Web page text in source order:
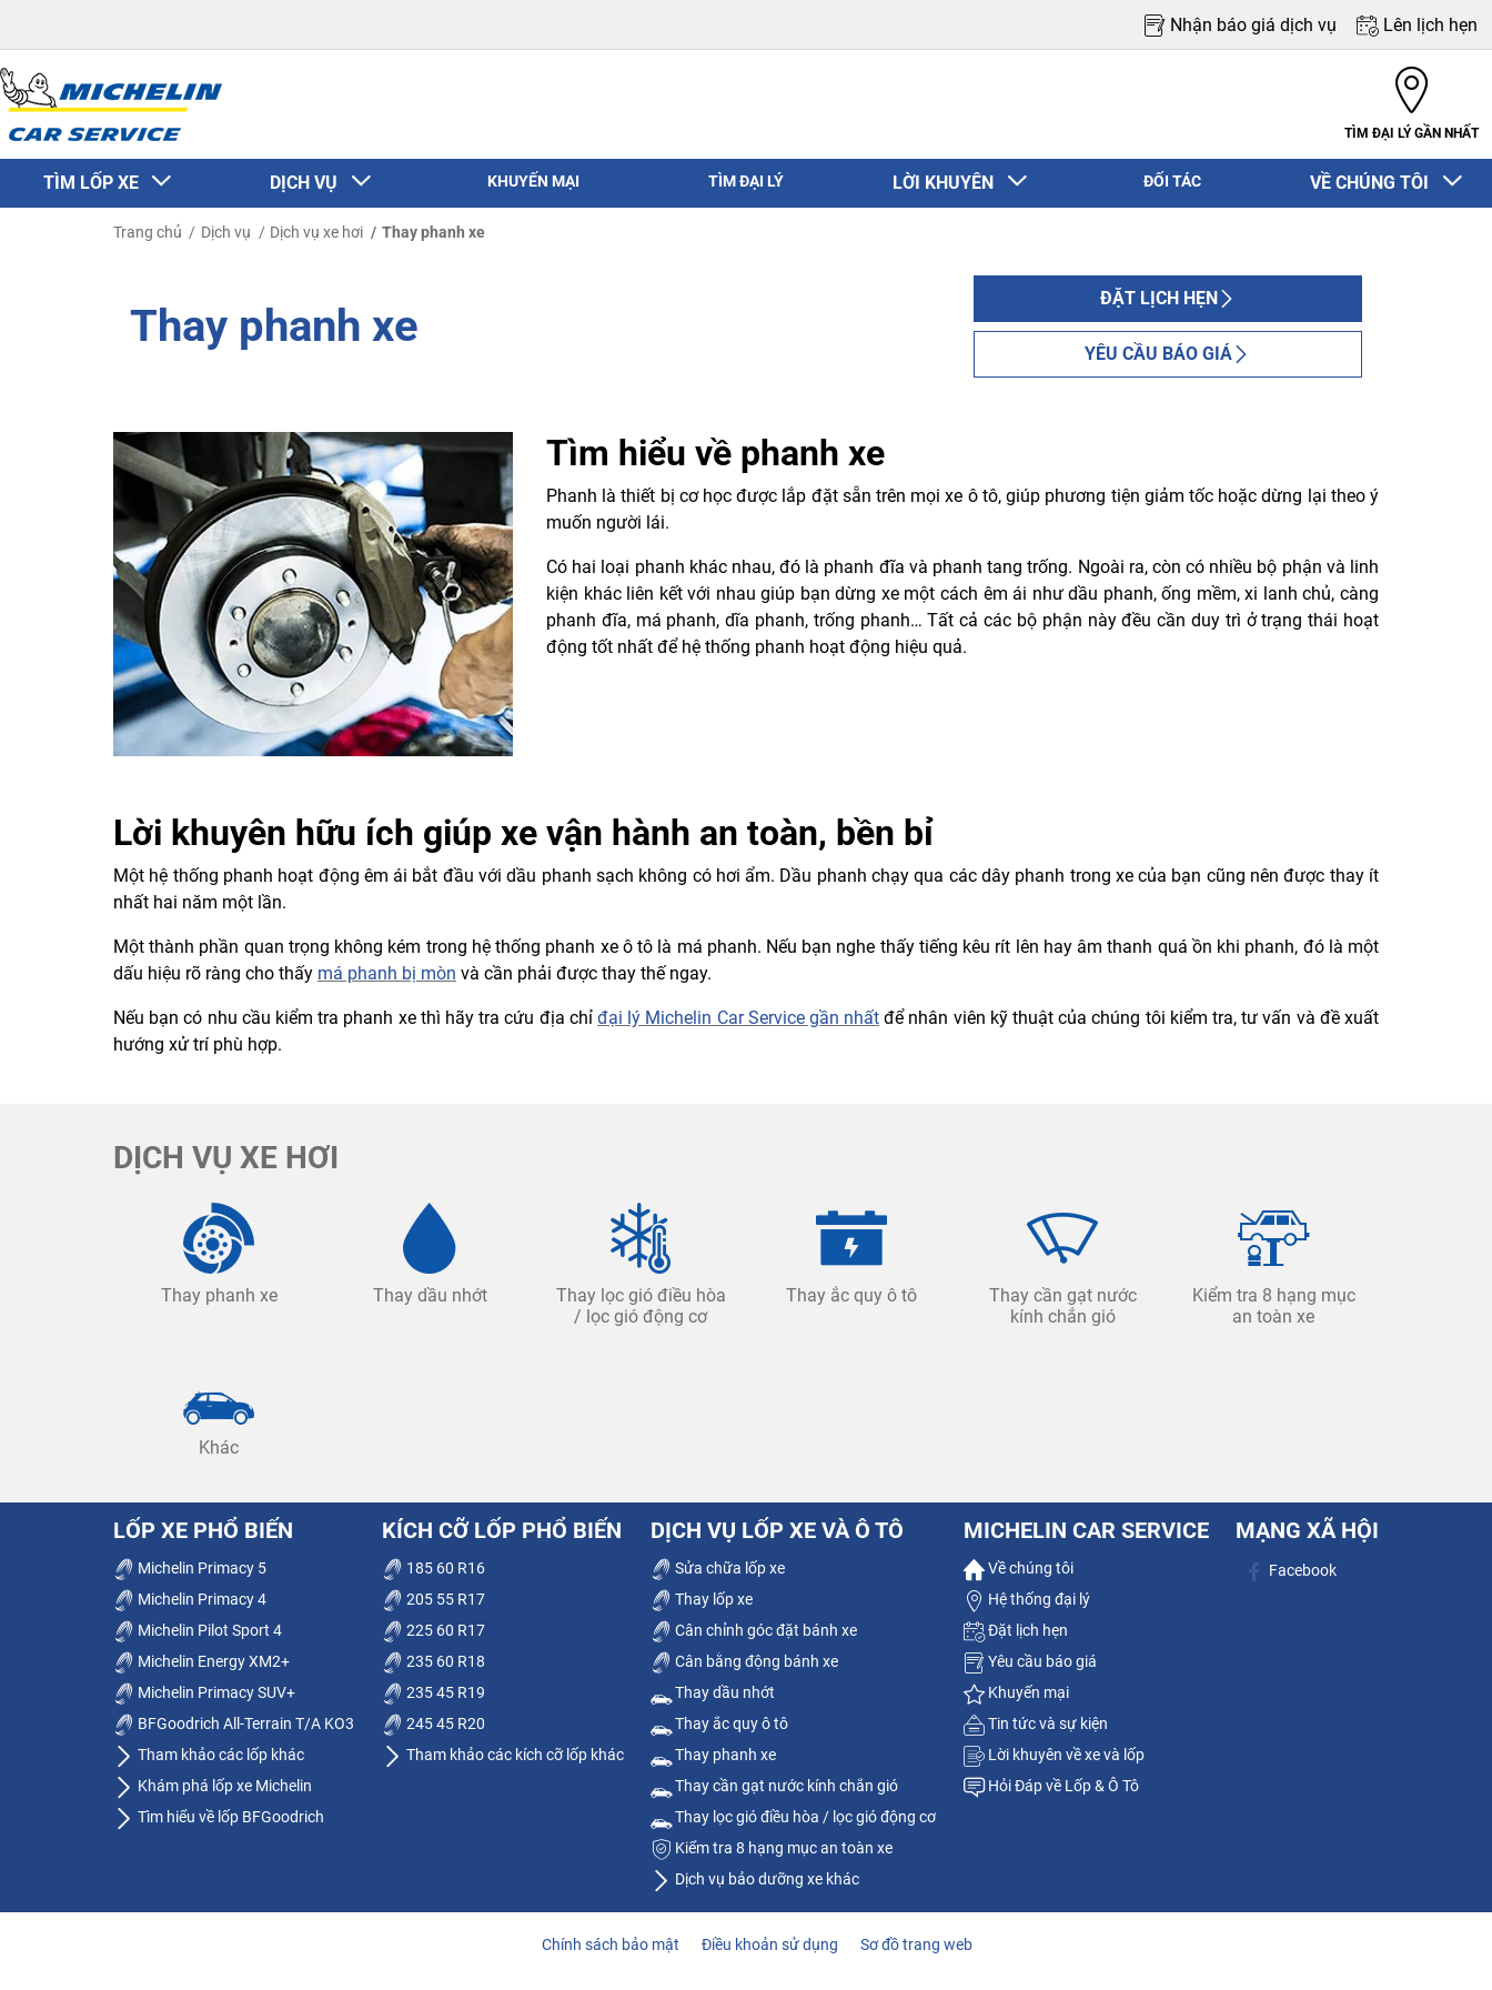
Nhận báo giá dịch vụ Lên lịch hẹn
TÌM ĐẠI LÝ GẦN NHẤT
TÌM LỐP XE DỊCH VỤ KHUYẾN MẠI TÌM ĐẠI LÝ LỜI KHUYÊN ĐỐI TÁC VỀ CHÚNG TÔI
Trang chủ Dịch vụ Dịch vụ xe hơi Thay phanh xe
Thay phanh xe
ĐẶT LỊCH HẸN
YÊU CẦU BÁO GIÁ
Tìm hiểu về phanh xe
Phanh là thiết bị cơ học được lắp đặt sẵn trên mọi xe ô tô, giúp phương tiện giảm tốc hoặc dừng lại theo ý
muốn người lái.
Có hai loại phanh khác nhau, đó là phanh đĩa và phanh tang trống. Ngoài ra, còn có nhiều bộ phận và linh
kiện khác liên kết với nhau giúp bạn dừng xe một cách êm ái như dầu phanh, ống mềm, xi lanh chủ, càng
phanh đĩa, má phanh, dĩa phanh, trống phanh… Tất cả các bộ phận này đều cần duy trì ở trạng thái hoạt
động tốt nhất để hệ thống phanh hoạt động hiệu quả.
Lời khuyên hữu ích giúp xe vận hành an toàn, bền bỉ
Một hệ thống phanh hoạt động êm ái bắt đầu với dầu phanh sạch không có hơi ẩm. Dầu phanh chạy qua các dây phanh trong xe của bạn cũng nên được thay ít
nhất hai năm một lần.
Một thành phần quan trọng không kém trong hệ thống phanh xe ô tô là má phanh. Nếu bạn nghe thấy tiếng kêu rít lên hay âm thanh quá ồn khi phanh, đó là một
dấu hiệu rõ ràng cho thấy má phanh bị mòn và cần phải được thay thế ngay.
Nếu bạn có nhu cầu kiểm tra phanh xe thì hãy tra cứu địa chỉ đại lý Michelin Car Service gần nhất để nhân viên kỹ thuật của chúng tôi kiểm tra, tư vấn và đề xuất
hướng xử trí phù hợp.
DỊCH VỤ XE HƠI
Thay phanh xe Thay dầu nhớt
Thay lọc gió điều hòa
/ lọc gió động cơ
Thay ắc quy ô tô
Thay cần gạt nước
kính chắn gió
Kiểm tra 8 hạng mục
an toàn xe
Khác
LỐP XE PHỔ BIẾN
Michelin Primacy 5
Michelin Primacy 4
Michelin Pilot Sport 4
Michelin Energy XM2+
Michelin Primacy SUV+
BFGoodrich All-Terrain T/A KO3
Tham khảo các lốp khác
Khám phá lốp xe Michelin
Tìm hiểu về lốp BFGoodrich
KÍCH CỠ LỐP PHỔ BIẾN
185 60 R16
205 55 R17
225 60 R17
235 60 R18
235 45 R19
245 45 R20
Tham khảo các kích cỡ lốp khác
DỊCH VỤ LỐP XE VÀ Ô TÔ
Sửa chữa lốp xe
Thay lốp xe
Cân chỉnh góc đặt bánh xe
Cân bằng động bánh xe
Thay dầu nhớt
Thay ắc quy ô tô
Thay phanh xe
Thay cần gạt nước kính chắn gió
Thay lọc gió điều hòa / lọc gió động cơ
Kiểm tra 8 hạng mục an toàn xe
Dịch vụ bảo dưỡng xe khác
MICHELIN CAR SERVICE
Về chúng tôi
Hệ thống đại lý
Đặt lịch hẹn
Yêu cầu báo giá
Khuyến mại
Tin tức và sự kiện
Lời khuyên về xe và lốp
Hỏi Đáp về Lốp & Ô Tô
MẠNG XÃ HỘI
Facebook
Chính sách bảo mật Điều khoản sử dụng Sơ đồ trang web